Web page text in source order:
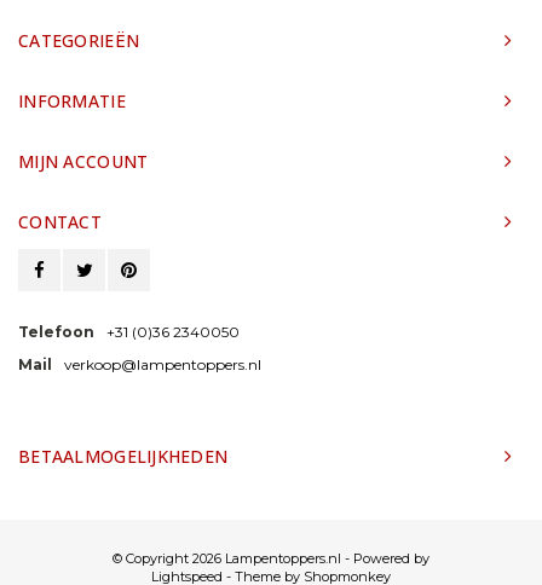
CATEGORIEËN
INFORMATIE
MIJN ACCOUNT
CONTACT
Telefoon
+31 (0)36 2340050
Mail
verkoop@lampentoppers.nl
BETAALMOGELIJKHEDEN
© Copyright 2026 Lampentoppers.nl - Powered by
Lightspeed - Theme by Shopmonkey